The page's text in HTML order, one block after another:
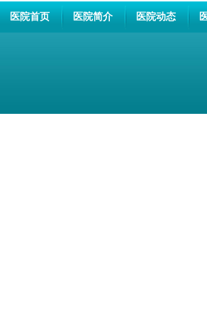
医院首页 医院简介 医院动态